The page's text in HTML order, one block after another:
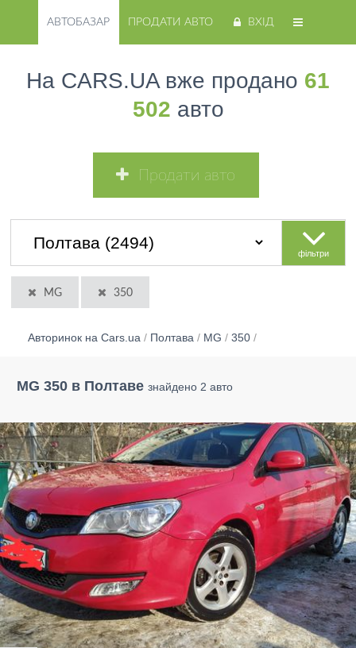
АВТОБАЗАР ПРОДАТИ АВТО ВХІД
На CARS.UA вже продано 61
502 авто
Продати авто
фільтри
MG 350
Авторинок на Cars.ua / Полтава / MG / 350 /
MG 350 в Полтаве знайдено 2 авто